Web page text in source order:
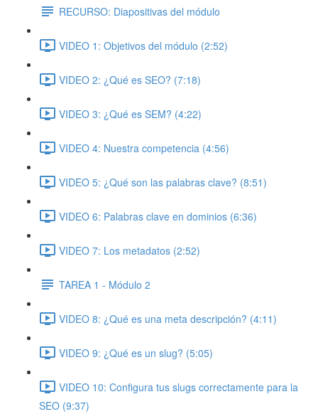
RECURSO: Diapositivas del módulo
VIDEO 1: Objetivos del módulo (2:52)
VIDEO 2: ¿Qué es SEO? (7:18)
VIDEO 3: ¿Qué es SEM? (4:22)
VIDEO 4: Nuestra competencia (4:56)
VIDEO 5: ¿Qué son las palabras clave? (8:51)
VIDEO 6: Palabras clave en dominios (6:36)
VIDEO 7: Los metadatos (2:52)
TAREA 1 - Módulo 2
VIDEO 8: ¿Qué es una meta descripción? (4:11)
VIDEO 9: ¿Qué es un slug? (5:05)
VIDEO 10: Configura tus slugs correctamente para la
SEO (9:37)